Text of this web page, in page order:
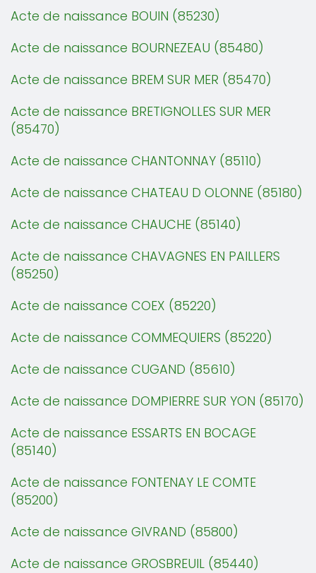
Acte de naissance BOUIN (85230)
Acte de naissance BOURNEZEAU (85480)
Acte de naissance BREM SUR MER (85470)
Acte de naissance BRETIGNOLLES SUR MER
(85470)
Acte de naissance CHANTONNAY (85110)
Acte de naissance CHATEAU D OLONNE (85180)
Acte de naissance CHAUCHE (85140)
Acte de naissance CHAVAGNES EN PAILLERS
(85250)
Acte de naissance COEX (85220)
Acte de naissance COMMEQUIERS (85220)
Acte de naissance CUGAND (85610)
Acte de naissance DOMPIERRE SUR YON (85170)
Acte de naissance ESSARTS EN BOCAGE
(85140)
Acte de naissance FONTENAY LE COMTE
(85200)
Acte de naissance GIVRAND (85800)
Acte de naissance GROSBREUIL (85440)